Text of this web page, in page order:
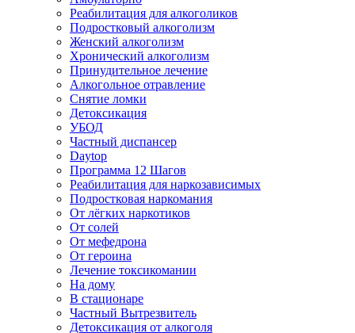
Реабилитация для алкоголиков
Подростковый алкоголизм
Женский алкоголизм
Хронический алкоголизм
Принудительное лечение
Алкогольное отравление
Снятие ломки
Детоксикация
УБОД
Частный диспансер
Daytop
Программа 12 Шагов
Реабилитация для наркозависимых
Подростковая наркомания
От лёгких наркотиков
От солей
От мефедрона
От героина
Лечение токсикомании
На дому
В стационаре
Частный Вытрезвитель
Детоксикация от алкоголя